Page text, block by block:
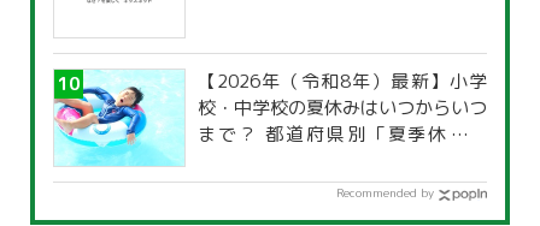
【2026年（令和8年）最新】小学
校・中学校の夏休みはいつからいつ
まで？ 都道府県別「夏季休暇一
Recommended by